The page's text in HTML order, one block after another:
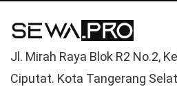
Jl. Mirah Raya Blok R2 No.2,
Ciputat. Kota Tangerang